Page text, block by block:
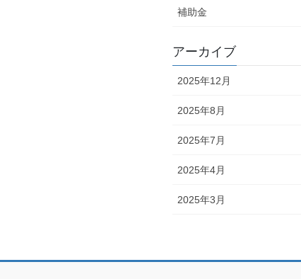
補助金
アーカイブ
2025年12月
2025年8月
2025年7月
2025年4月
2025年3月